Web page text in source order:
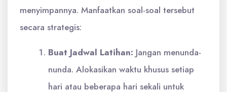
menyimpannya. Manfaatkan soal-soal tersebut
secara strategis:
Buat Jadwal Latihan: Jangan menunda-
nunda. Alokasikan waktu khusus setiap
hari atau beberapa hari sekali untuk